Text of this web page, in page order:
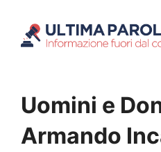
Uomini e
Armando